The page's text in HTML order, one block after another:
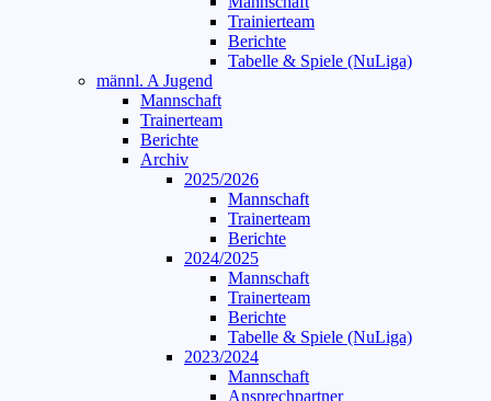
Trainierteam
Berichte
Tabelle & Spiele (NuLiga)
männl. A Jugend
Mannschaft
Trainerteam
Berichte
Archiv
2025/2026
Mannschaft
Trainerteam
Berichte
2024/2025
Mannschaft
Trainerteam
Berichte
Tabelle & Spiele (NuLiga)
2023/2024
Mannschaft
Ansprechpartner